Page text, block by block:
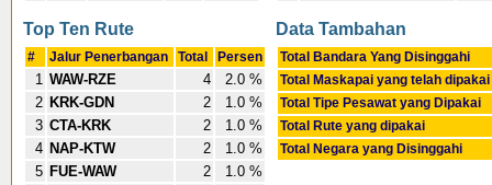
Top Ten Rute
# Jalur Penerbangan Total Persen
1 WAW-RZE 4
2.0 %
2 KRK-GDN 2
1.0 %
3 CTA-KRK 2
1.0 %
4 NAP-KTW 2
1.0 %
5 FUE-WAW 2
1.0 %
Data Tambahan
Total Bandara Yang Disinggahi
Total Maskapai yang telah dipakai
Total Tipe Pesawat yang Dipakai
Total Rute yang dipakai
Total Negara yang Disinggahi